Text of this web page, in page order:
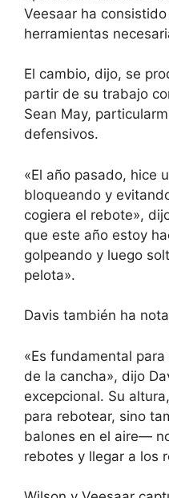
Veesaar ha
herramientas
El cambio, dijo, se
partir de su trabajo
Sean May,
defensivos.
«El año pasado, hice
bloqueando y
cogiera el rebote»,
que este año estoy
golpeando y luego
pelota».
Davis también ha
«Es fundamental
de la cancha», dijo
excepcional. Su
para rebotear, sino
balones en el aire—
rebotes y llegar a los